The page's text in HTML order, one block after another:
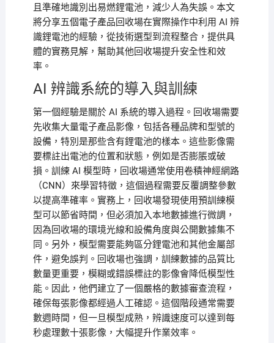
且準確地識別出易燃鋰電池，減少人為失誤。本文
將分享五個電子產品回收場在實際操作中利用 AI 辨
識鋰電池的經驗，從技術選型到流程整合，提供具
體的實務見解，幫助其他回收場提升安全性和效
率。
AI 辨識系統的導入與訓練
第一個經驗是關於 AI 系統的導入過程。回收場需要
先收集大量電子產品影像，包括各種品牌和型號的
設備，特別是那些含有鋰電池的樣本。這些影像需
要標註出電池的位置和狀態，例如是否膨脹或破
損。訓練 AI 模型時，回收場通常使用卷積神經網路
（CNN）來學習特徵，這個過程需要反覆調整參數
以提高準確率。實務上，回收場發現使用預訓練模
型可以節省時間，但必須加入本地數據進行微調，
因為回收場的環境光線和設備角度與公開數據集不
同。另外，模型需要能夠區分鋰電池和其他金屬部
件，避免誤判。回收場也強調，訓練數據的品質比
數量更重要，模糊或錯誤標註的影像會降低模型性
能。因此，他們建立了一個嚴格的數據審查流程，
確保每張影像都經過人工確認。這個階段通常需要
數週時間，但一旦模型成熟，辨識速度可以達到每
秒處理數十張影像，大幅提升作業效率。